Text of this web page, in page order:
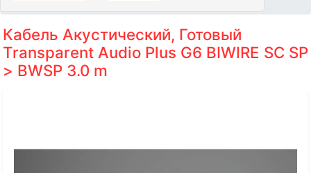
Кабель Акустический, Готовый
Transparent Audio Plus G6 BIWIRE SC SP
> BWSP 3.0 m